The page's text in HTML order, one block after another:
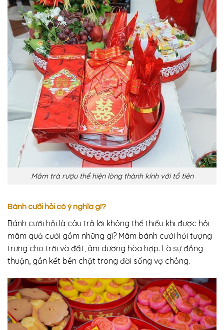
Mâm trà rượu thể hiện lòng thành kính với tổ tiên
Bánh cưới hỏi có ý nghĩa gì?
Bánh cưới hỏi là câu trả lời không thể thiếu khi được hỏi
mâm quả cưới gồm những gì? Mâm bánh cưới hỏi tượng
trưng cho trời và đất, âm dương hòa hợp. Là sự đồng
thuận, gắn kết bền chặt trong đời sống vợ chồng.